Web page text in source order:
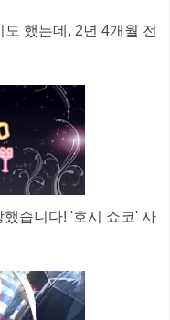
했는데, 2년 4개월 전
습니다! '호시 쇼코' 사